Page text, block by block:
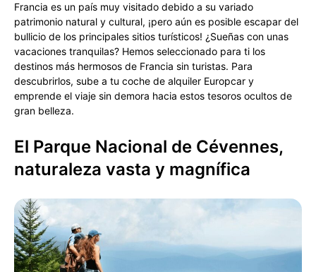
Francia es un país muy visitado debido a su variado
patrimonio natural y cultural, ¡pero aún es posible escapar del
bullicio de los principales sitios turísticos! ¿Sueñas con unas
vacaciones tranquilas? Hemos seleccionado para ti los
destinos más hermosos de Francia sin turistas. Para
descubrirlos, sube a tu coche de alquiler Europcar y
emprende el viaje sin demora hacia estos tesoros ocultos de
gran belleza.
El Parque Nacional de Cévennes,
naturaleza vasta y magnífica